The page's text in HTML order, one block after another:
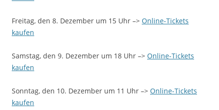
Freitag, den 8. Dezember um 15 Uhr –> Online-Tickets
kaufen
Samstag, den 9. Dezember um 18 Uhr –> Online-Tickets
kaufen
Sonntag, den 10. Dezember um 11 Uhr –> Online-Tickets
kaufen